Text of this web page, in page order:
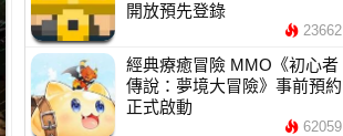
開放預先登錄
23662
經典療癒冒險 MMO《初心者
傳說：夢境大冒險》事前預約
正式啟動
62059